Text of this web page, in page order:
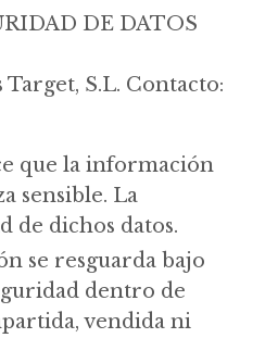
DE DATOS
S.L. Contacto:
que la información
sensible. La
de dichos datos.
se resguarda bajo
dentro de
vendida ni